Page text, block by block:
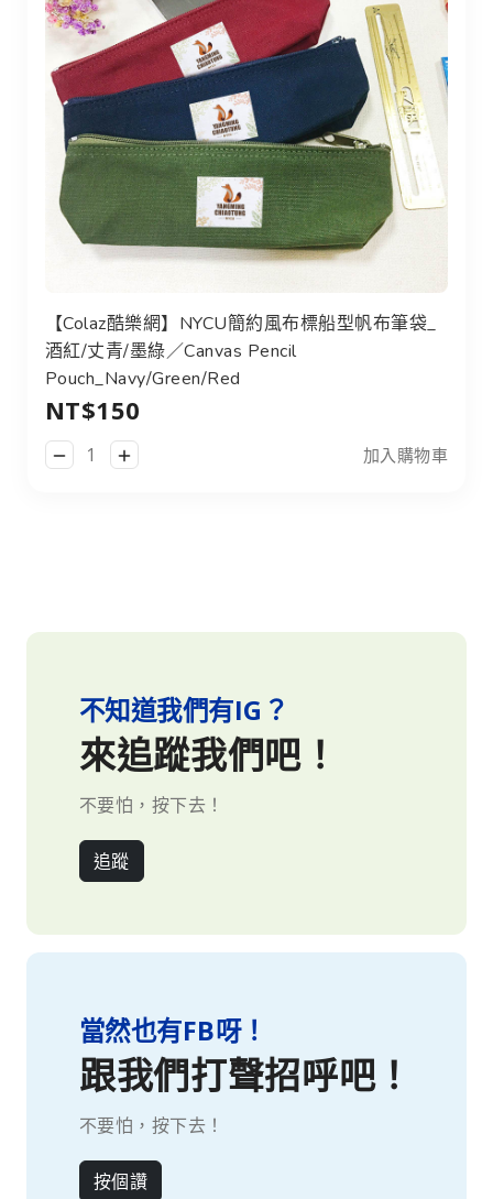
【Colaz酷樂網】NYCU簡約風布標船型帆布筆袋_酒
【Colaz酷樂網】NYCU簡約風布標船型帆布筆袋_
酒紅/丈青/墨綠／Canvas Pencil
Pouch_Navy/Green/Red
NT$150
加入購物車
不知道我們有IG？
來追蹤我們吧！
不要怕，按下去！
追蹤
當然也有FB呀！
跟我們打聲招呼吧！
不要怕，按下去！
按個讚